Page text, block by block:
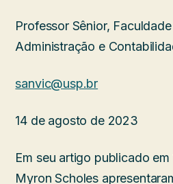
Professor Sênior,
Administração e
sanvic@usp.br
14 de agosto de 2023
Em seu artigo publicado
Myron Scholes